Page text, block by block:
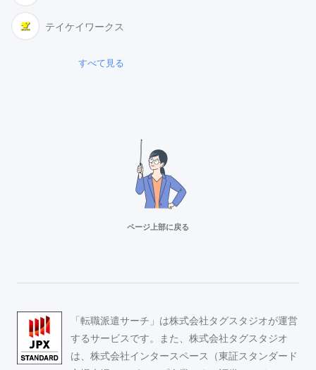
事務求人が豊富！
テイケイワークス
すべて見る
ページ上部に戻る
「転職派遣サーチ」は株式会社タグスタジオが運営
するサービスです。また、株式会社タグスタジオ
は、株式会社インタースペース（東証スタンダード